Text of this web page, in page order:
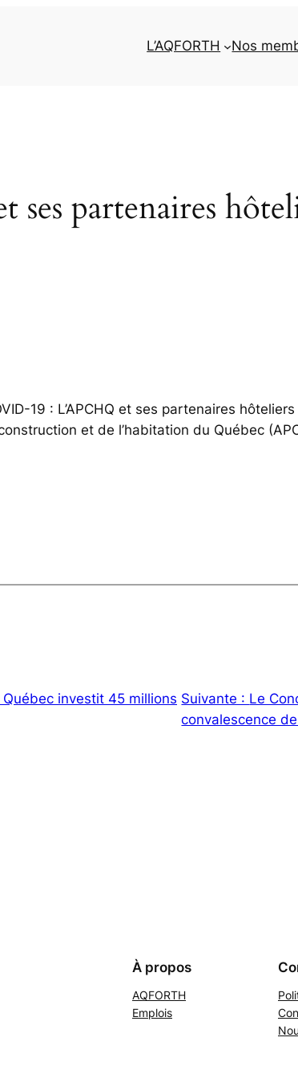
L’AQFORTH Nos
partenaires
19 : L’APCHQ et ses partenaires
et de l’habitation du Québec
Québec investit 45 millions Suivante : Le
convalescence
À propos
AQFORTH
Emplois